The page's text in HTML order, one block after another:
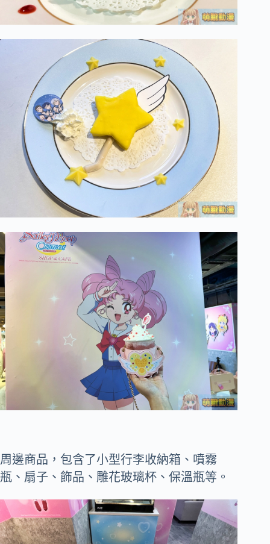
周邊商品，包含了小型行李收納箱、噴霧
瓶、扇子、飾品、雕花玻璃杯、保溫瓶等。